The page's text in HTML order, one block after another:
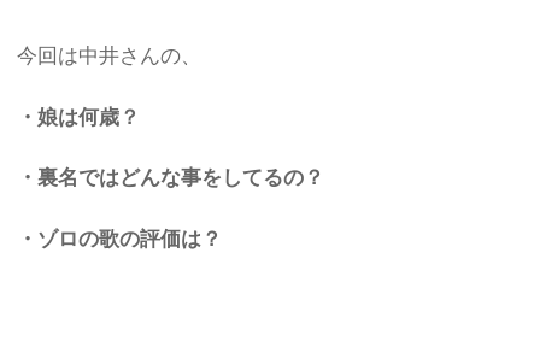
今回は中井さんの、
・娘は何歳？
・裏名ではどんな事をしてるの？
・ゾロの歌の評価は？